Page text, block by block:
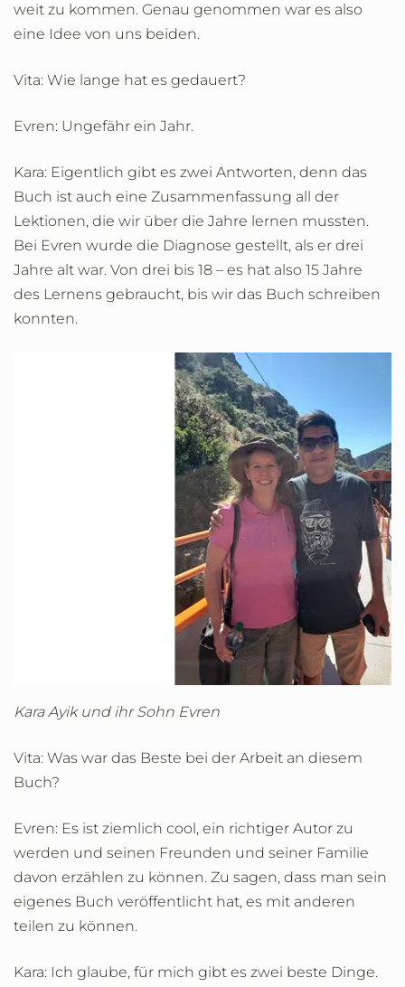
weit zu kommen. Genau genommen war es also
eine Idee von uns beiden.
Vita: Wie lange hat es gedauert?
Evren: Ungefähr ein Jahr.
Kara: Eigentlich gibt es zwei Antworten, denn das
Buch ist auch eine Zusammenfassung all der
Lektionen, die wir über die Jahre lernen mussten.
Bei Evren wurde die Diagnose gestellt, als er drei
Jahre alt war. Von drei bis 18 – es hat also 15 Jahre
des Lernens gebraucht, bis wir das Buch schreiben
konnten.
Kara Ayik und ihr Sohn Evren
Vita: Was war das Beste bei der Arbeit an diesem
Buch?
Evren: Es ist ziemlich cool, ein richtiger Autor zu
werden und seinen Freunden und seiner Familie
davon erzählen zu können. Zu sagen, dass man sein
eigenes Buch veröffentlicht hat, es mit anderen
teilen zu können.
Kara: Ich glaube, für mich gibt es zwei beste Dinge.